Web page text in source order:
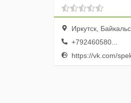
и
Авто
Иркутск,
+792460580...
https://vk.com/